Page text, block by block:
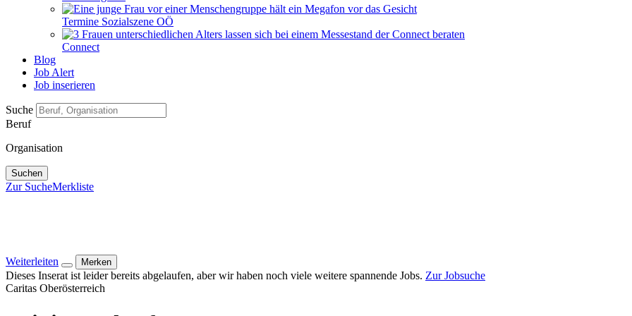
Termine Sozialszene OÖ
Connect
Blog
Job Alert
Job inserieren
Suche
Beruf
Organisation
Suchen
Zur SucheMerkliste
Weiterleiten Merken
Dieses Inserat ist leider bereits abgelaufen, aber wir haben noch viele weitere spannende Jobs. Zur Jobsuche
Caritas Oberösterreich